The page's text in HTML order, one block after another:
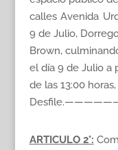
calles Avenida
9 de Julio,
Brown,
el día 9 de Julio a
de las 13:00
ARTICULO 2°: